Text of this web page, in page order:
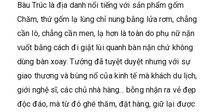
Bàu Trúc là địa danh nổi tiếng với sản phẩm gốm
Chăm, thứ gốm lạ lùng chỉ nung bằng lửa rơm, chẳng
cần lò, chẳng cần men, lạ hơn là toàn do phụ nữ nặn
vuốt bằng cách đi giật lùi quanh bàn nặn chứ không
dùng bàn xoay. Tưởng đã tuyệt duyệt nhưng với sự
giao thương và bùng nổ của kinh tế mà khách du lịch,
giới nghệ sĩ, các chủ nhà hàng… bỗng nhận ra vẻ đẹp
độc đáo, mà từ đó ghé thăm, đặt hàng, giữ lại được